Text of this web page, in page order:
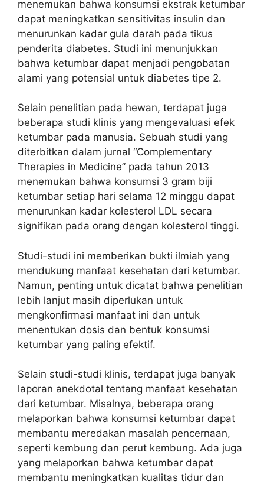
menemukan bahwa konsumsi ekstrak ketumbar
dapat meningkatkan sensitivitas insulin dan
menurunkan kadar gula darah pada tikus
penderita diabetes. Studi ini menunjukkan
bahwa ketumbar dapat menjadi pengobatan
alami yang potensial untuk diabetes tipe 2.
Selain penelitian pada hewan, terdapat juga
beberapa studi klinis yang mengevaluasi efek
ketumbar pada manusia. Sebuah studi yang
diterbitkan dalam jurnal “Complementary
Therapies in Medicine” pada tahun 2013
menemukan bahwa konsumsi 3 gram biji
ketumbar setiap hari selama 12 minggu dapat
menurunkan kadar kolesterol LDL secara
signifikan pada orang dengan kolesterol tinggi.
Studi-studi ini memberikan bukti ilmiah yang
mendukung manfaat kesehatan dari ketumbar.
Namun, penting untuk dicatat bahwa penelitian
lebih lanjut masih diperlukan untuk
mengkonfirmasi manfaat ini dan untuk
menentukan dosis dan bentuk konsumsi
ketumbar yang paling efektif.
Selain studi-studi klinis, terdapat juga banyak
laporan anekdotal tentang manfaat kesehatan
dari ketumbar. Misalnya, beberapa orang
melaporkan bahwa konsumsi ketumbar dapat
membantu meredakan masalah pencernaan,
seperti kembung dan perut kembung. Ada juga
yang melaporkan bahwa ketumbar dapat
membantu meningkatkan kualitas tidur dan